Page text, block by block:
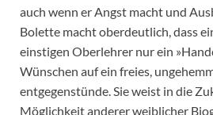
auch wenn er Angst macht und
Bolette macht oberdeutlich, dass
einstigen Oberlehrer nur ein
Wünschen auf ein freies,
entgegenstünde. Sie weist in die
Möglichkeit anderer weiblicher